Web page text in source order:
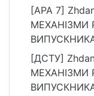
[APA 7]
МЕХАНІЗМИ
ЗАКЛАДІВ
ПРАЦІ.
[ДСТУ]
МЕХАНІЗМИ